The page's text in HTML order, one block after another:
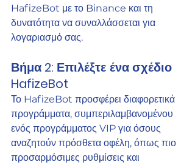
HafizeBot με το Binance και τη
δυνατότητα να συναλλάσσεται για
λογαριασμό σας.
Βήμα 2: Επιλέξτε ένα σχέδιο
HafizeBot
Το HafizeBot προσφέρει διαφορετικά
προγράμματα, συμπεριλαμβανομένου
ενός προγράμματος VIP για όσους
αναζητούν πρόσθετα οφέλη, όπως πιο
προσαρμόσιμες ρυθμίσεις και